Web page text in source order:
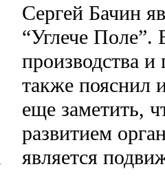
Сергей Бачин
“Углече Поле”.
производства
также пояснил
еще заметить,
развитием
является